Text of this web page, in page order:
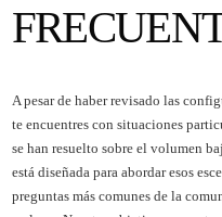
A pesar de haber revisado las
te encuentres con situaciones
se han resuelto sobre el volumen
está diseñada para abordar esos
preguntas más comunes de la